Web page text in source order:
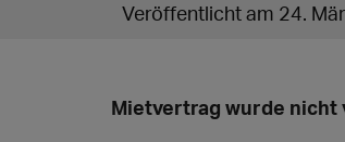
Veröffentlicht am 24.
Mietvertrag wurde nicht